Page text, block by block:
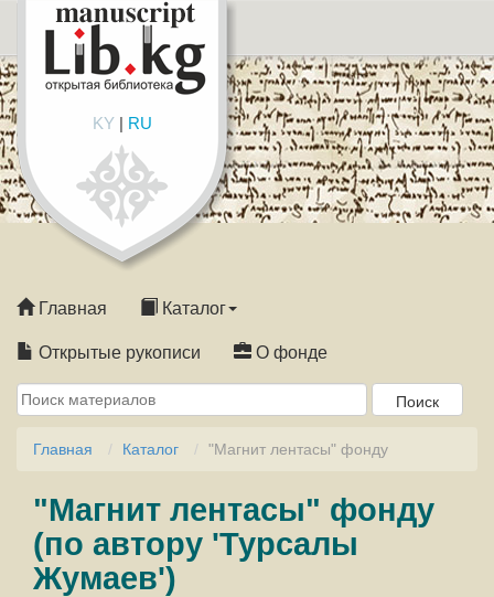
KY| RU
Главная Каталог
Открытые рукописи О фонде
Главная Каталог "Магнит лентасы" фонду
"Магнит лентасы" фонду
(по автору 'Турсалы
Жумаев')